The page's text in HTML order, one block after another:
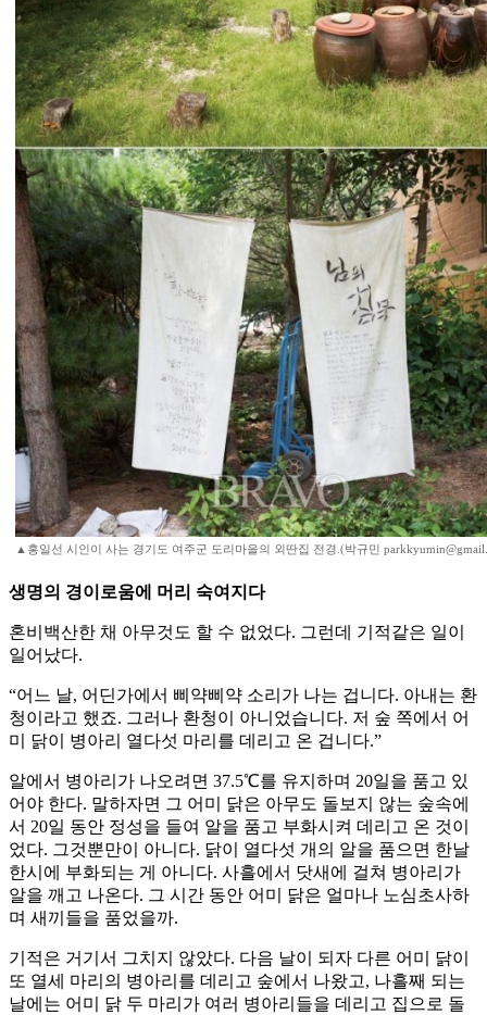
▲홍일선 시인이 사는 경기도 여주군 도리마을의 외딴집 전경.(박규민
생명의 경이로움에 머리 숙여지다
혼비백산한 채 아무것도 할 수 없었다. 그런데 기적같은 일이
일어났다.
“어느 날, 어딘가에서 삐약삐약 소리가 나는 겁니다. 아내는 환
청이라고 했죠. 그러나 환청이 아니었습니다. 저 숲 쪽에서 어
미 닭이 병아리 열다섯 마리를 데리고 온 겁니다.”
알에서 병아리가 나오려면 37.5℃를 유지하며 20일을 품고 있
어야 한다. 말하자면 그 어미 닭은 아무도 돌보지 않는 숲속에
서 20일 동안 정성을 들여 알을 품고 부화시켜 데리고 온 것이
었다. 그것뿐만이 아니다. 닭이 열다섯 개의 알을 품으면 한날
한시에 부화되는 게 아니다. 사흘에서 닷새에 걸쳐 병아리가
알을 깨고 나온다. 그 시간 동안 어미 닭은 얼마나 노심초사하
며 새끼들을 품었을까.
기적은 거기서 그치지 않았다. 다음 날이 되자 다른 어미 닭이
또 열세 마리의 병아리를 데리고 숲에서 나왔고, 나흘째 되는
날에는 어미 닭 두 마리가 여러 병아리들을 데리고 집으로 돌